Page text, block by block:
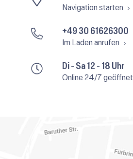
Di - Sa 12 - 18 Uhr
Online 24/7 geöffnet
Navigation starten
+49 30 61626300
Im Laden anrufen